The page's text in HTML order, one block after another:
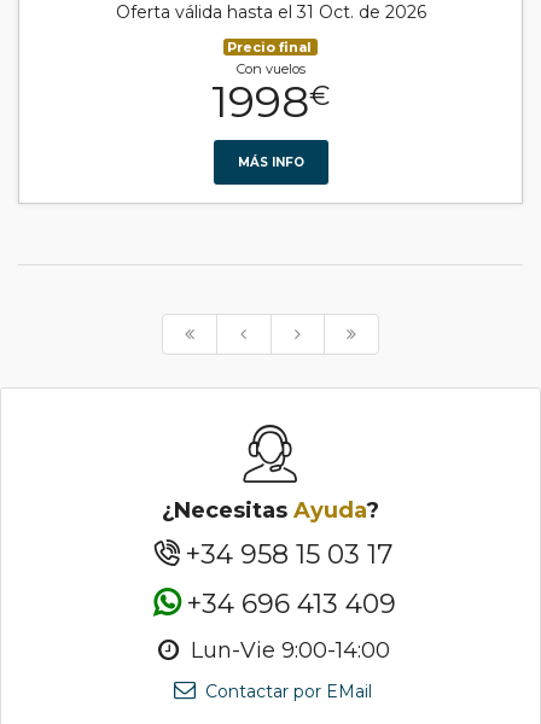
Oferta válida hasta el 31 Oct. de 2026
Precio final
Con vuelos
1998€
MÁS INFO
¿Necesitas Ayuda?
+34 958 15 03 17
+34 696 413 409
Lun-Vie 9:00-14:00
Contactar por EMail